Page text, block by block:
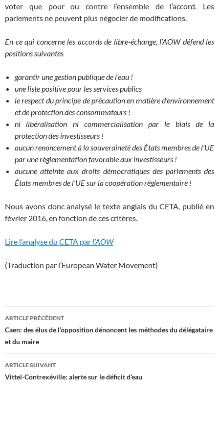
voter que pour ou contre l’ensemble de l’accord. Les
parlements ne peuvent plus négocier de modifications.
En ce qui concerne les accords de libre-échange, l’AÖW défend les
positions suivantes
garantir une gestion publique de l’eau !
une liste positive pour les services publics
le respect du principe de précaution en matière d’environnement
et de protection des consommateurs !
ni libéralisation ni commercialisation par le biais de la
protection des investisseurs !
aucun renoncement à la souveraineté des États membres de l’UE
par une règlementation favorable aux investisseurs !
aucune atteinte aux droits démocratiques des parlements des
États membres de l‘UE sur la coopération réglementaire !
Nous avons donc analysé le texte anglais du CETA, publié en
février 2016, en fonction de ces critères.
Lire l’analyse du CETA parl’AÖW
(Traduction par l’European Water Movement)
Navigation
des
articles
ARTICLE PRÉCÉDENT
Caen: des élus de l’opposition dénoncent les méthodes du délégataire
et du maire
ARTICLE SUIVANT
Vittel-Contrexéville: alerte sur le déficit d’eau